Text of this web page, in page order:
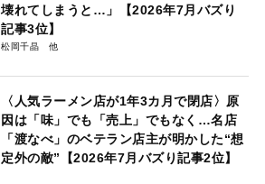
壊れてしまうと…」【2026年7月バズり
記事3位】
松岡千晶
〈人気ラーメン店が1年3カ月で閉店〉原
因は「味」でも「売上」でもなく…名店
「渡なべ」のベテラン店主が明かした“想
定外の敵”【2026年7月バズり記事2位】